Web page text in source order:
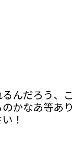
んだろう、こ
かなあ等あり
！